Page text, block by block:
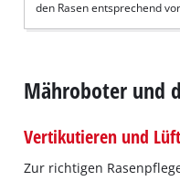
den Rasen entsprechend
Mähroboter und
Vertikutieren und
Zur richtigen